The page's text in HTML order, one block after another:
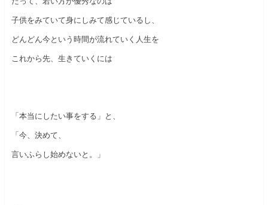
子供をみていて身にしみて感じているし、
どんどん今という時間が流れていく人生を
これから先、生きていくには
「本当にしたい事をする」と、
「今、決めて、
言いふらし始めないと。」